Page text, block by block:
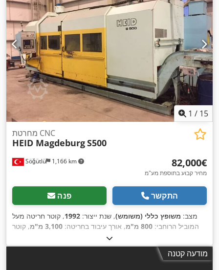
1 / 15
Söğütlü 1,166 km
מחרטת CNC
HEID MagdeburgS500
‏82,000 ‏€
מחיר קבוע בתוספת מע"מ
פנה התקשר
מצב: משופץ כללי (משומש), שנת ייצור: 1992, קוטר חריטה מעל
המוביל הרוחבי: 800 מ"מ , אורך עיבוד בחריטה: 3,100 מ"מ
, קוטר
, מהירות ציר (מקסימלית):
נסיעה בציר X:
550 מ"מ, מרחק תנועה ציר Z: 3,000 מ"מ,
מודעה קטנה